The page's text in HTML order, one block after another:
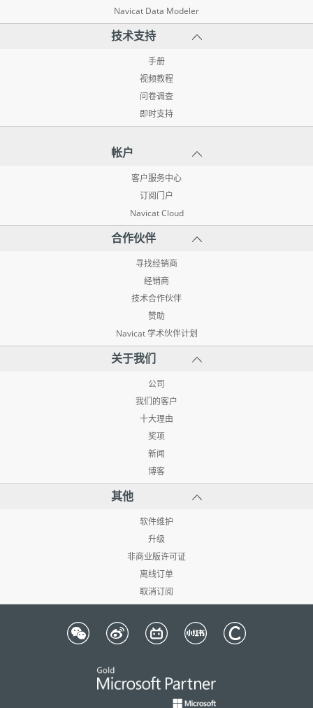
Navicat Data Modeler
技术支持
手册
视频教程
问卷调查
即时支持
帐户
客户服务中心
订阅门户
Navicat Cloud
合作伙伴
寻找经销商
经销商
技术合作伙伴
赞助
Navicat 学术伙伴计划
关于我们
公司
我们的客户
十大理由
奖项
新闻
博客
其他
软件维护
升级
非商业版许可证
离线订单
取消订阅